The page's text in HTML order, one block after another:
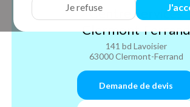
Je refuseCentre Services
Clermont-Ferrand
141 bd Lavoisier
63000 Clermont-Ferrand
Demande de devis